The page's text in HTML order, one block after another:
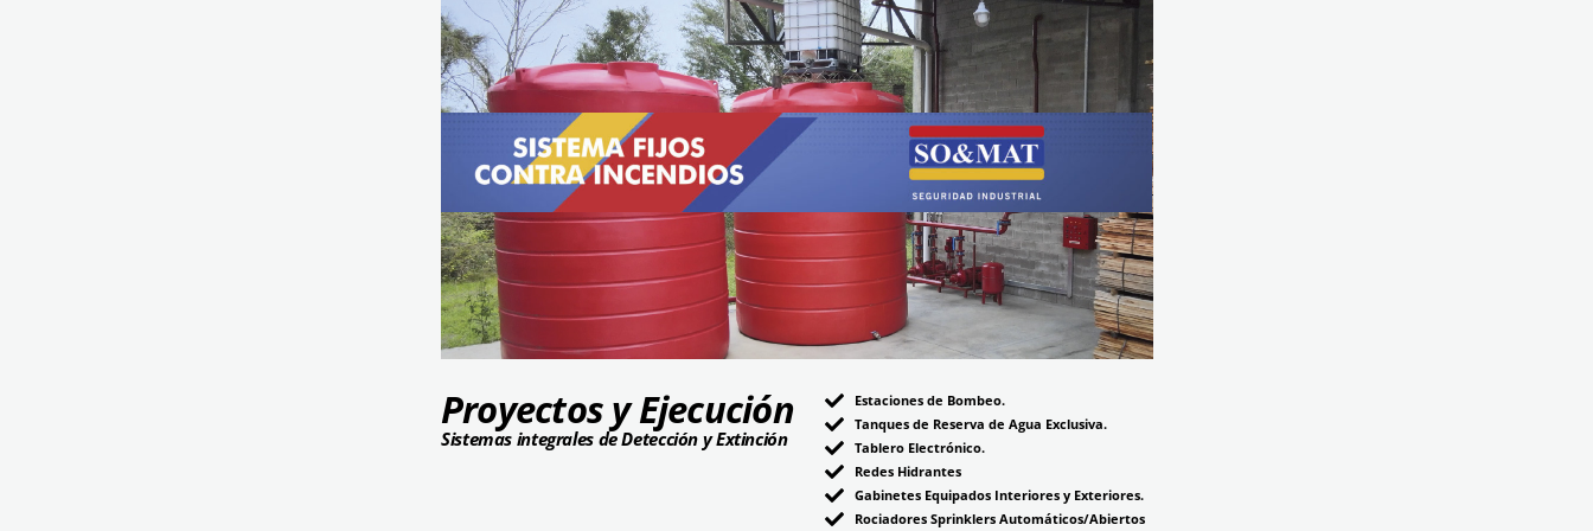
Proyectos y Ejecución
Sistemas integrales de Detección y Extinción
Estaciones de Bombeo.
Tanques de Reserva de Agua Exclusiva.
Tablero Electrónico.
Redes Hidrantes
Gabinetes Equipados Interiores y Exteriores.
Rociadores Sprinklers Automáticos/Abiertos